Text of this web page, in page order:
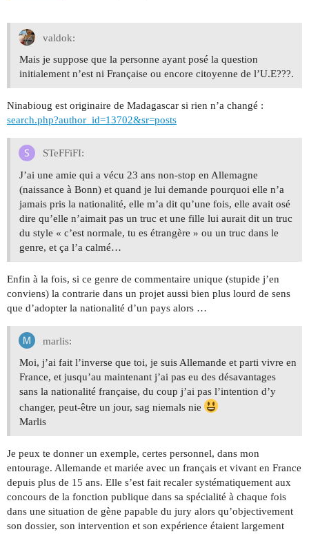
valdok:
Mais je suppose que la personne ayant posé la question
initialement n’est ni Française ou encore citoyenne de l’U.E???.
Ninabioug est originaire de Madagascar si rien n’a changé :
search.php?author_id=13702&sr=posts
STeFFiFI:
J’ai une amie qui a vécu 23 ans non-stop en Allemagne
(naissance à Bonn) et quand je lui demande pourquoi elle n’a
jamais pris la nationalité, elle m’a dit qu’une fois, elle avait osé
dire qu’elle n’aimait pas un truc et une fille lui aurait dit un truc
du style « c’est normale, tu es étrangère » ou un truc dans le
genre, et ça l’a calmé…
Enfin à la fois, si ce genre de commentaire unique (stupide j’en
conviens) la contrarie dans un projet aussi bien plus lourd de sens
que d’adopter la nationalité d’un pays alors …
marlis:
Moi, j’ai fait l’inverse que toi, je suis Allemande et parti vivre en
France, et jusqu’au maintenant j’ai pas eu des désavantages
sans la nationalité française, du coup j’ai pas l’intention d’y
changer, peut-être un jour, sag niemals nie
Marlis
Je peux te donner un exemple, certes personnel, dans mon
entourage. Allemande et mariée avec un français et vivant en France
depuis plus de 15 ans. Elle s’est fait recaler systématiquement aux
concours de la fonction publique dans sa spécialité à chaque fois
dans une situation de gène papable du jury alors qu’objectivement
son dossier, son intervention et son expérience étaient largement